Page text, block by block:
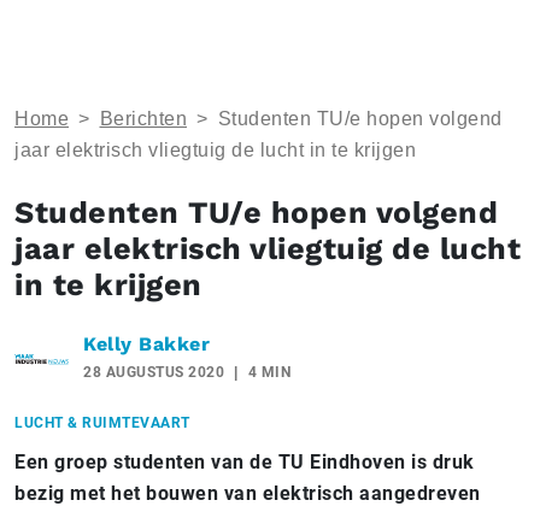
Home > Berichten > Studenten TU/e hopen volgend
jaar elektrisch vliegtuig de lucht in te krijgen
Studenten TU/e hopen volgend
jaar elektrisch vliegtuig de lucht
in te krijgen
Kelly Bakker
28 AUGUSTUS 2020 4 MIN
LUCHT & RUIMTEVAART
Een groep studenten van de TU Eindhoven is druk
bezig met het bouwen van elektrisch aangedreven